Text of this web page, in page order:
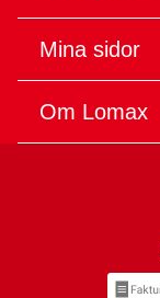
Mina sidor
Om Lomax